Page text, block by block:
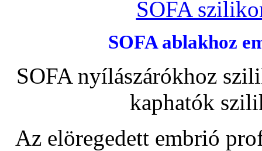
SOFA
SOFA ablakhoz
SOFA nyílászárókhoz
kaphatók
Az elöregedett embrió